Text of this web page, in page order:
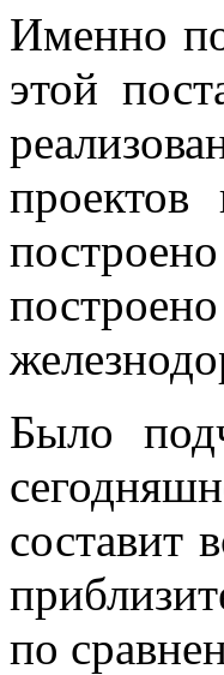
Именно
этой
Было
составит
по